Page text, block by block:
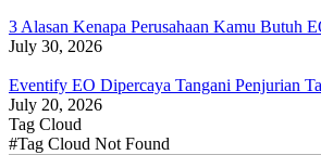
3 Alasan Kenapa Perusahaan Kamu Butuh
July 30, 2026
Eventify EO Dipercaya Tangani Penjurian
July 20, 2026
Tag Cloud
#Tag Cloud Not Found